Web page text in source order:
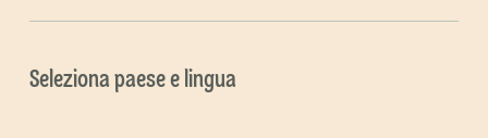
Seleziona paese e lingua